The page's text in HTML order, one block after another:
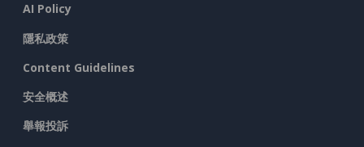
AI Policy
隱私政策
Content Guidelines
安全概述
舉報投訴